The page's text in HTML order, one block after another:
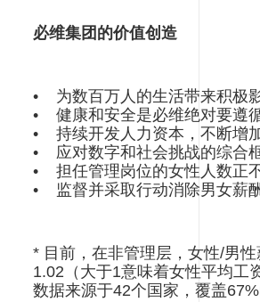
必维集团的价值创造
• 为数百万人的生活带来积极
• 健康和安全是必维绝对要遵
• 持续开发人力资本，不断增
• 应对数字和社会挑战的综合
• 担任管理岗位的女性人数正
• 监督并采取行动消除男女薪
* 目前，在非管理层，女性/男
1.02（大于1意味着女性平均工
数据来源于42个国家，覆盖67%